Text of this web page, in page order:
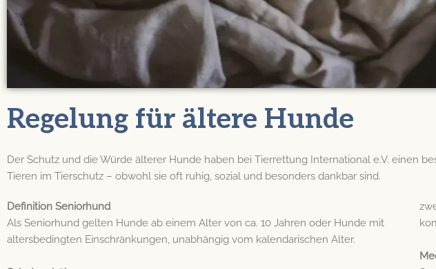
Regelung für ältere Hunde
Der Schutz und die Würde älterer Hunde haben bei Tierrettung International e.V. einen
Tieren im Tierschutz – obwohl sie oft ruhig, sozial und besonders dankbar sind.
Definition Seniorhund
Als Seniorhund gelten Hunde ab einem Alter von ca. 10 Jahren oder Hunde mit
altersbedingten Einschränkungen, unabhängig vom kalendarischen Alter.